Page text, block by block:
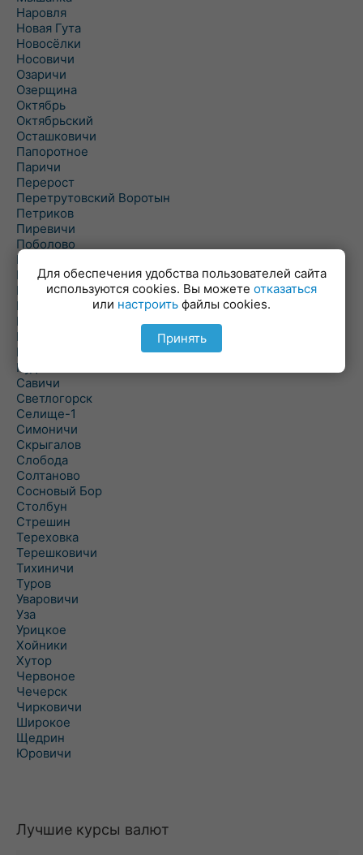
Наровля
Новая Гута
Новосёлки
Носовичи
Озаричи
Озерщина
Октябрь
Октябрьский
Осташковичи
Папоротное
Паричи
Перерост
Перетрутовский Воротын
Петриков
Пиревичи
Поболово
Поколюбичи
Полесье
Птичь
Речица
Ровенская Слобода
Рогачев
Рогинь
Рудня
Савичи
Светлогорск
Селище-1
Симоничи
Скрыгалов
Слобода
Солтаново
Сосновый Бор
Столбун
Стрешин
Тереховка
Терешковичи
Тихиничи
Туров
Уваровичи
Уза
Урицкое
Хойники
Хутор
Червоное
Чечерск
Чирковичи
Широкое
Щедрин
Юровичи
Лучшие курсы валют
Для обеспечения удобства пользователей сайта
используются cookies. Вы можете отказаться
или настроить файлы cookies.
Принять